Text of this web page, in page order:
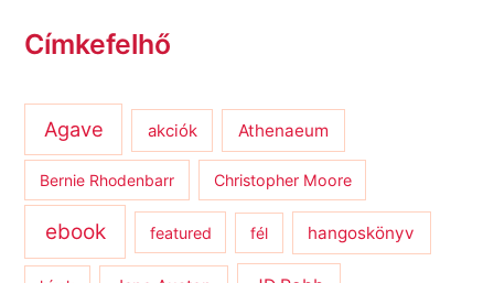
Címkefelhő
Agave akciók Athenaeum
Bernie Rhodenbarr Christopher Moore
ebook featured fél hangoskönyv